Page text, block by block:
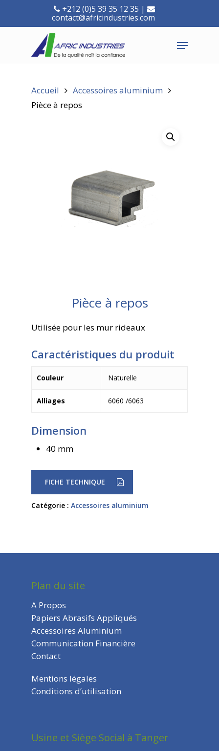
+212 (0)5 39 35 12 35 |
contact@africindustries.com
Accueil
Accessoires aluminium
Pièce à repos
Pièce à repos
Utilisée pour les mur rideaux
Caractéristiques du produit
Couleur Naturelle
Alliages 6060 /6063
Dimension
40 mm
FICHE TECHNIQUE
Catégorie : Accessoires aluminium
Plan du site
A Propos
Papiers Abrasifs Appliqués
Accessoires Aluminium
Communication Financière
Contact
Mentions légales
Conditions d’utilisation
Usine et Siège Social à Tanger
A PROPOS
FINANCIÈRE